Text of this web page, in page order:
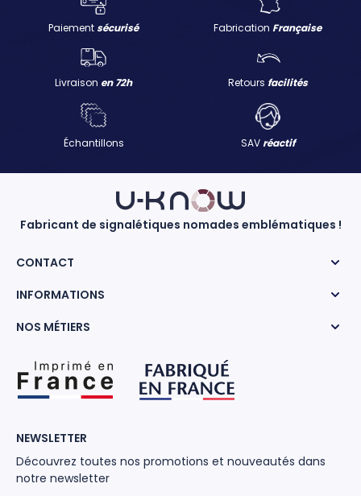
Paiement sécurisé Fabrication Française
Livraison en 72h Retours facilités
Échantillons SAVréactif
Fabricant de signalétiques nomades emblématiques !
CONTACT
INFORMATIONS
NOS MÉTIERS
NEWSLETTER
Découvrez toutes nos promotions et nouveautés dans
notre newsletter